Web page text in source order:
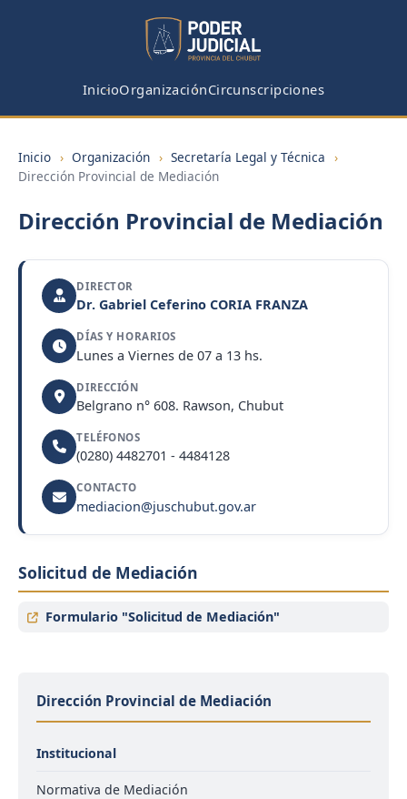
InicioOrganizaciónCircunscripciones
Inicio › Organización › Secretaría Legal y Técnica ›
Dirección Provincial de Mediación
Dirección Provincial de Mediación
DIRECTOR
Dr. Gabriel Ceferino CORIA FRANZA
DÍAS Y HORARIOS
Lunes a Viernes de 07 a 13 hs.
DIRECCIÓN
Belgrano n° 608. Rawson, Chubut
TELÉFONOS
(0280) 4482701 - 4484128
CONTACTO
mediacion@juschubut.gov.ar
Solicitud de Mediación
Formulario "Solicitud de Mediación"
Dirección Provincial de Mediación
Institucional
Normativa de Mediación